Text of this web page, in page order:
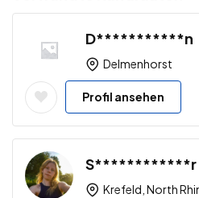
D***********n
Delmenhorst
Profil ansehen
S************r
Krefeld, North